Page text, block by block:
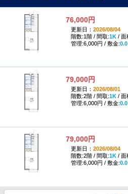
76,000円
更新日： 2026/08/04
階数:1階 / 間取:1K/ 面
管理:6,000円 / 敷金:
79,000円
更新日： 2026/08/01
階数:2階 / 間取:1K/ 面
管理:6,000円 / 敷金:
79,000円
更新日： 2026/08/04
階数:2階 / 間取:1K/ 面
管理:6,000円 / 敷金: